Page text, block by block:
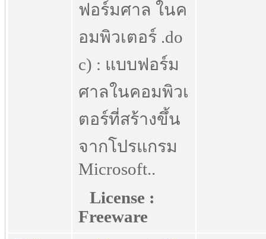
ฟอร์มศาล ในค
อมพิวเตอร์ .do
c) : แบบฟอร์ม
ศาลในคอมพิวเ
ตอร์ที่สร้างขึ้น
จากโปรแกรม
Microsoft..
License :
Freeware